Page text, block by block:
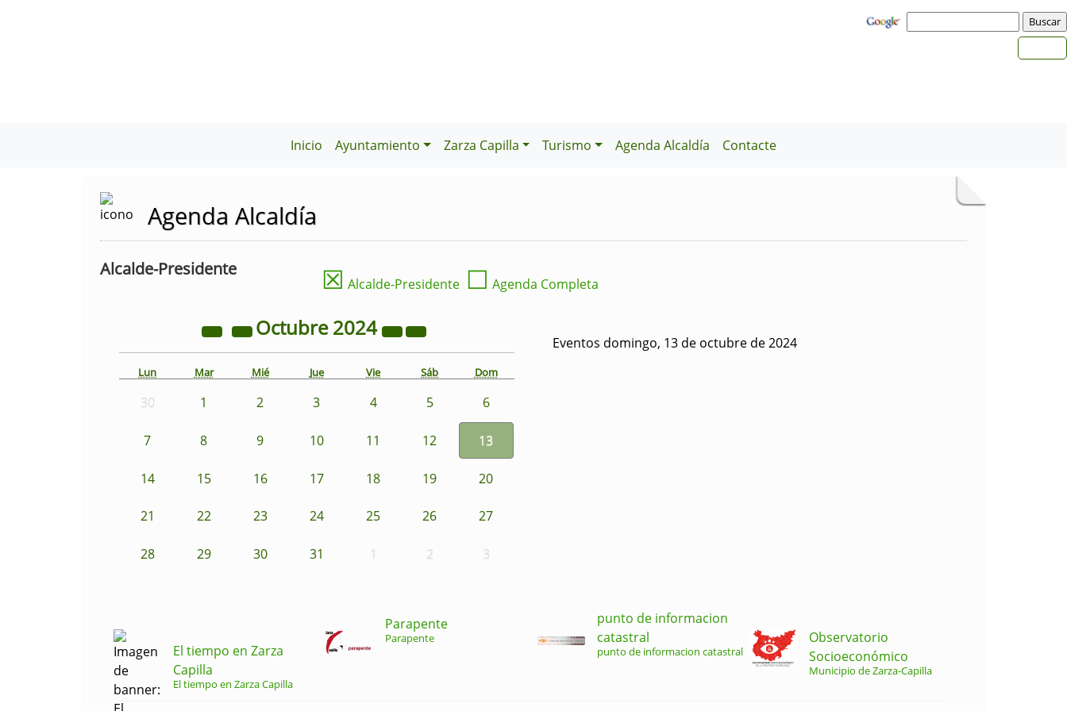
Inicio Ayuntamiento Zarza Capilla Turismo Agenda Alcaldía Contacte
Agenda Alcaldía
Alcalde-Presidente ☒ Alcalde-Presidente ☐ Agenda Completa
Octubre2024
Lun Mar Mié Jue Vie Sáb Dom
30 1 2 3 4 5 6
7 8 9 10 11 12 13
14 15 16 17 18 19 20
21 22 23 24 25 26 27
28 29 30 31 1 2 3
Eventos domingo, 13 de octubre de 2024
El tiempo en Zarza
Capilla
El tiempo en Zarza Capilla
Parapente
Parapente
punto de informacion
catastral
punto de informacion catastral
Observatorio
Socioeconómico
Municipio de Zarza-Capilla